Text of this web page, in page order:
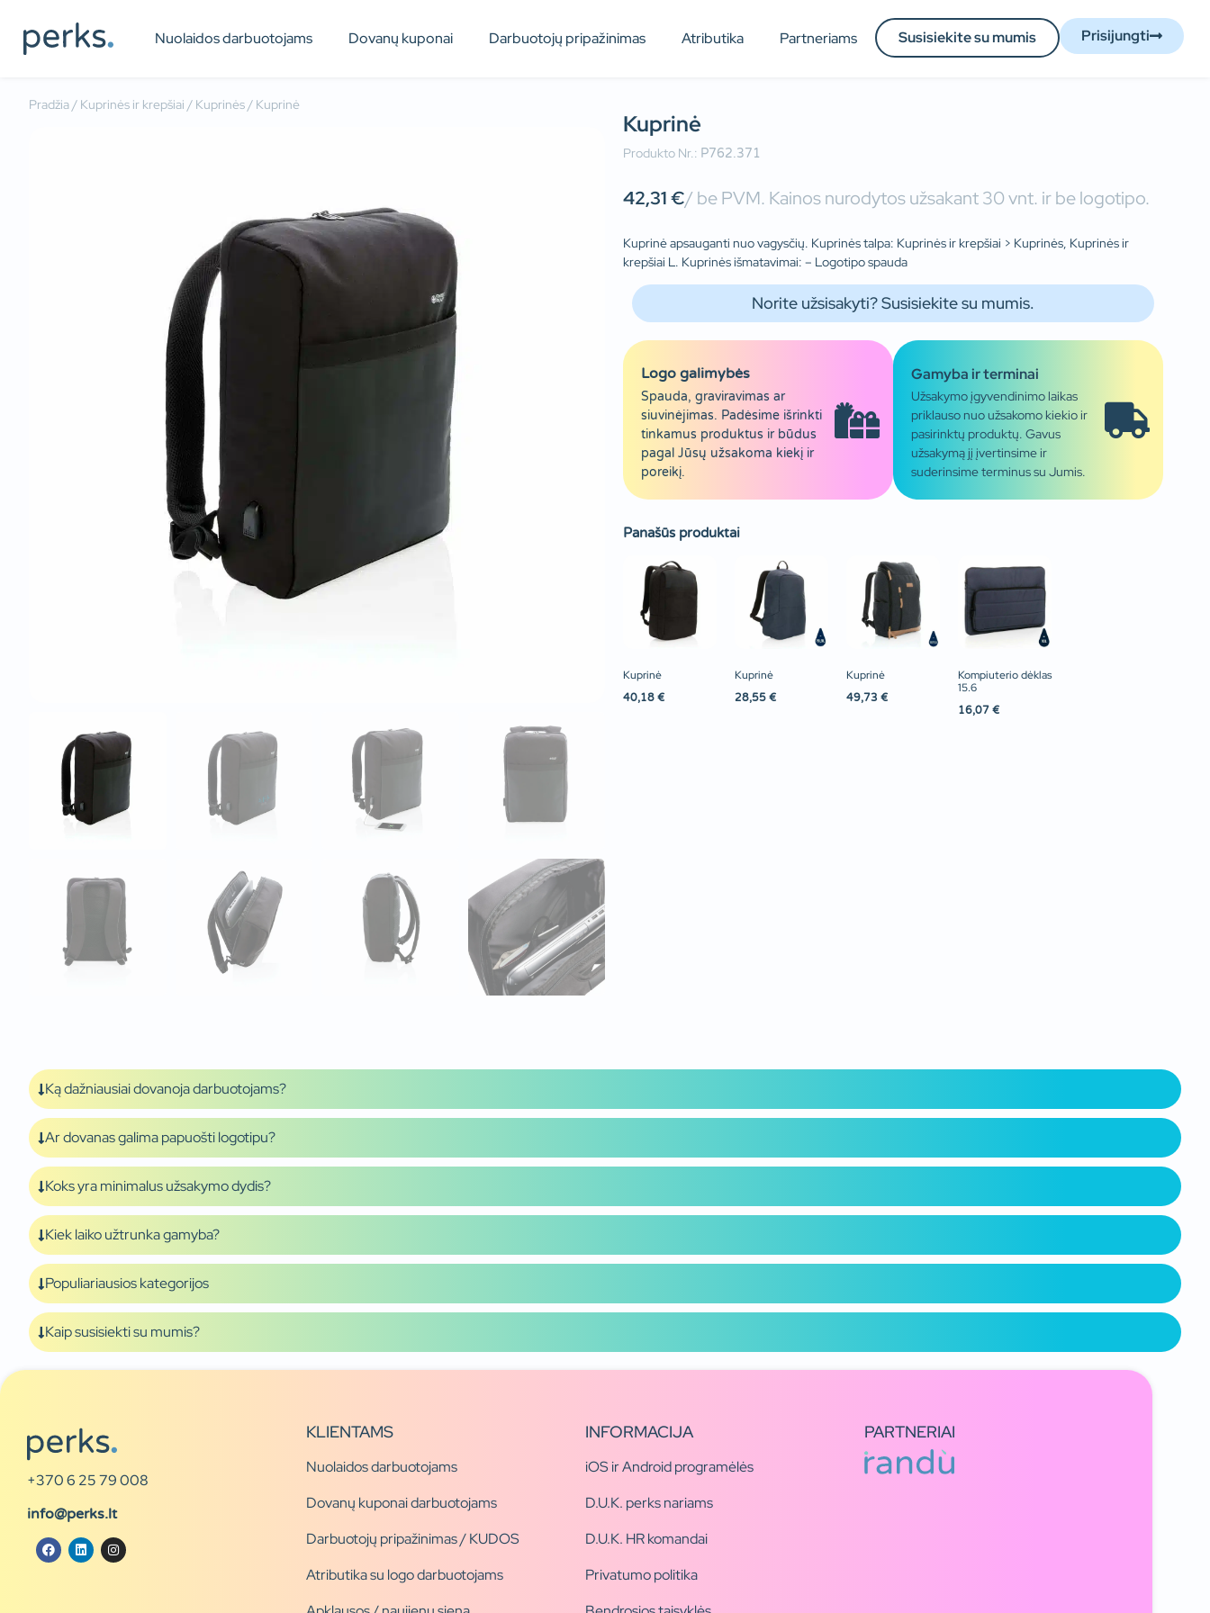
Nuolaidos darbuotojams Dovanų kuponai Darbuotojų pripažinimas Atributika Partneriams Susisiekite su mumis Prisijungti
Pradžia/ Kuprinės ir krepšiai / Kuprinės/ Kuprinė
Kuprinė
Produkto Nr.: P762.371
42,31€/ be PVM. Kainos nurodytos užsakant 30 vnt. ir be logotipo.
Kuprinė apsauganti nuo vagysčių. Kuprinės talpa: Kuprinės ir krepšiai > Kuprinės, Kuprinės ir
krepšiai L. Kuprinės išmatavimai: – Logotipo spauda
Norite užsisakyti? Susisiekite su mumis.
Logo galimybės
Spauda, graviravimas ar
siuvinėjimas. Padėsime išrinkti
tinkamus produktus ir būdus
pagal Jūsų užsakoma kiekį ir
poreikį.
Gamyba ir terminai
Užsakymo įgyvendinimo laikas
priklauso nuo užsakomo kiekio ir
pasirinktų produktų. Gavus
užsakymą jį įvertinsime ir
suderinsime terminus su Jumis.
Panašūs produktai
Kuprinė
40,18 €
Kuprinė
28,55 €
Kuprinė
49,73 €
Kompiuterio dėklas
15.6
16,07 €
Ką dažniausiai dovanoja darbuotojams?
Ar dovanas galima papuošti logotipu?
Koks yra minimalus užsakymo dydis?
Kiek laiko užtrunka gamyba?
Populiariausios kategorijos
Kaip susisiekti su mumis?
+370 6 25 79 008
info@perks.lt
KLIENTAMS
Nuolaidos darbuotojams
Dovanų kuponai darbuotojams
Darbuotojų pripažinimas / KUDOS
Atributika su logo darbuotojams
INFORMACIJA
iOS ir Android programėlės
D.U.K. perks nariams
D.U.K. HR komandai
Privatumo politika
PARTNERIAI